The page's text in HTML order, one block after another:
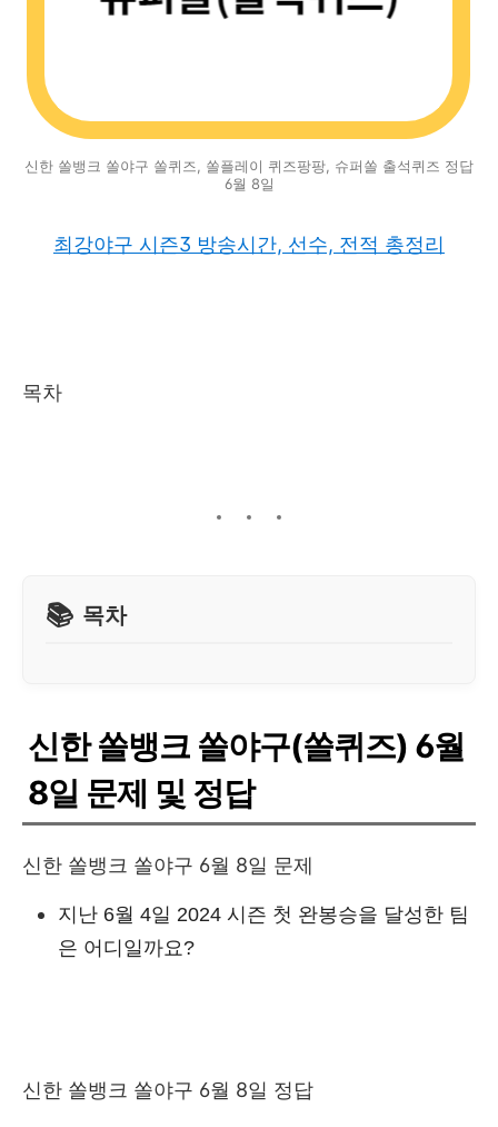
신한 쏠뱅크 쏠야구 쏠퀴즈, 쏠플레이 퀴즈팡팡, 슈퍼쏠 출석퀴즈 정답
6월 8일
최강야구 시즌3 방송시간, 선수, 전적 총정리
목차
목차
신한 쏠뱅크 쏠야구(쏠퀴즈) 6월
8일 문제 및 정답
신한 쏠뱅크 쏠야구 6월 8일 문제
지난 6월 4일 2024 시즌 첫 완봉승을 달성한 팀
은 어디일까요?
신한 쏠뱅크 쏠야구 6월 8일 정답